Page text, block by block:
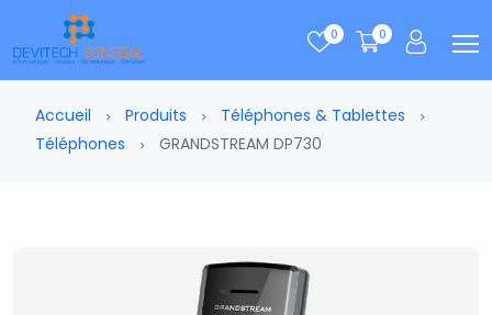
0 0
Accueil Produits
Téléphones & Tablettes
Téléphones
GRANDSTREAM DP730